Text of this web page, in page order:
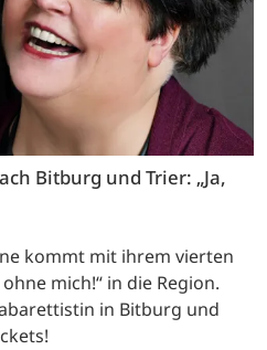
Bitburg und Trier: „Ja,
kommt mit ihrem vierten
mich!“ in die Region.
in Bitburg und